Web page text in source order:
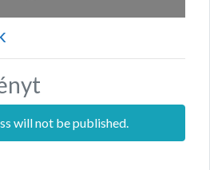
will not be published.